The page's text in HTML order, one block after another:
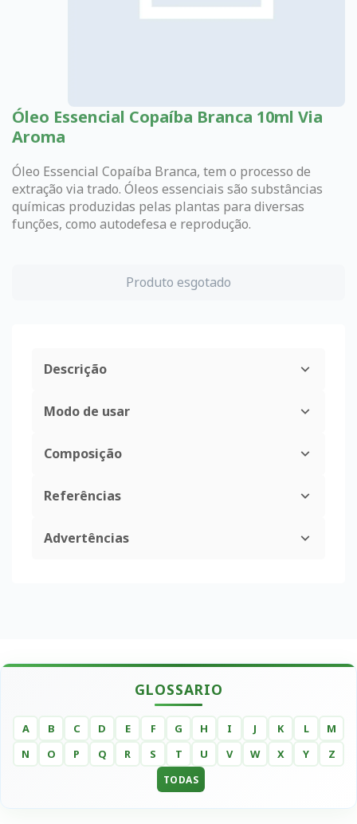
Óleo Essencial Copaíba Branca 10ml Via
Aroma
Óleo Essencial Copaíba Branca, tem o processo de
extração via trado. Óleos essenciais são substâncias
químicas produzidas pelas plantas para diversas
funções, como autodefesa e reprodução.
Produto esgotado
Descrição
Modo de usar
Composição
Referências
Advertências
GLOSSARIO
A B C D E F G H I J K L
M
N
O P Q R S T U V W X Y Z
TODAS